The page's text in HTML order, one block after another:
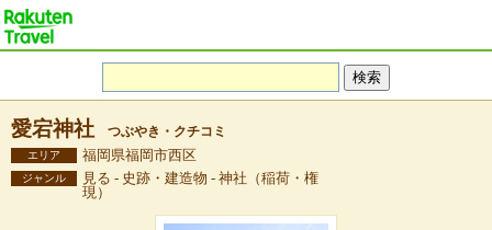
愛宕神社 つぶやき・クチコミ
エリア 福岡県福岡市西区
ジャンル
見る - 史跡・建造物 - 神社（稲荷・権
現）